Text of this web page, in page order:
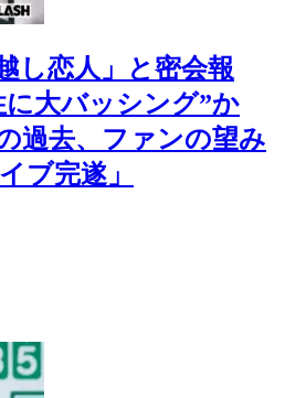
し恋人」と密会報
大バッシング”か
過去、ファンの望み
ブ完遂」